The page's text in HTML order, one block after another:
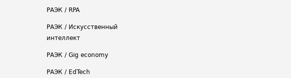
РАЭК / RPA
РАЭК / Искусственный
интеллект
РАЭК / Gig economy
РАЭК / EdTech